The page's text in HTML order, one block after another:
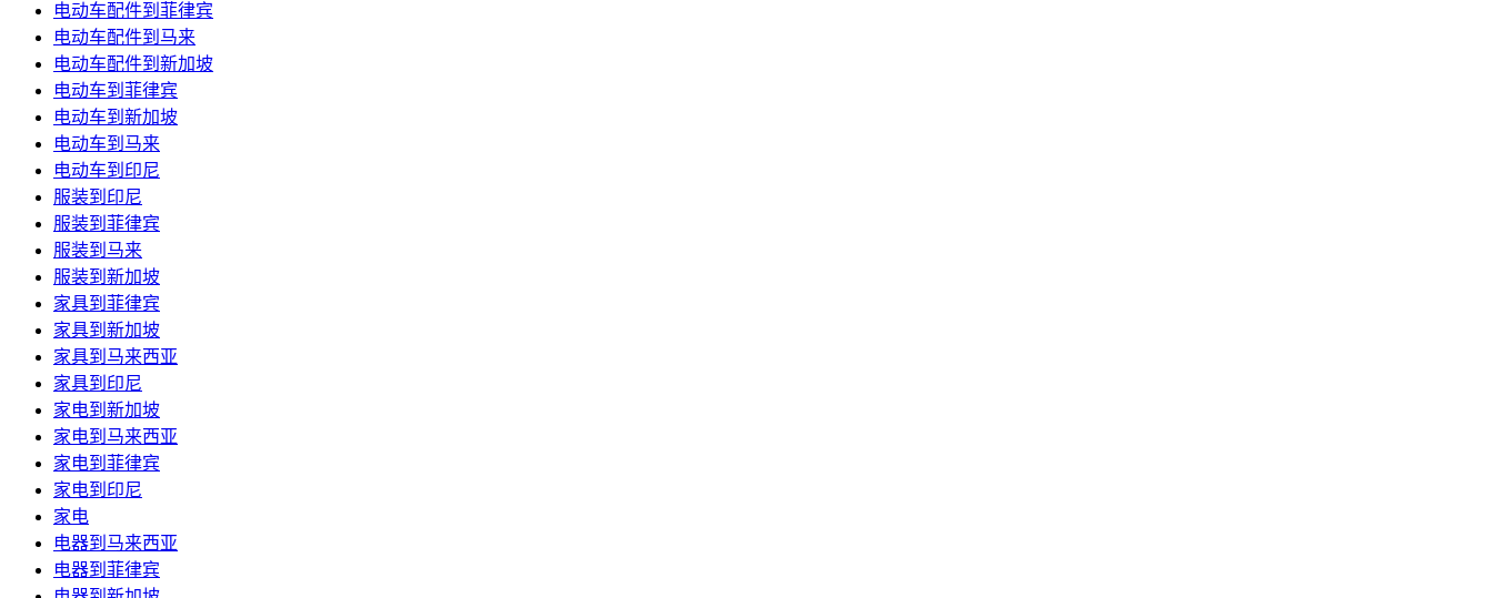
电动车配件到菲律宾
电动车配件到马来
电动车配件到新加坡
电动车到菲律宾
电动车到新加坡
电动车到马来
电动车到印尼
服装到印尼
服装到菲律宾
服装到马来
服装到新加坡
家具到菲律宾
家具到新加坡
家具到马来西亚
家具到印尼
家电到新加坡
家电到马来西亚
家电到菲律宾
家电到印尼
家电
电器到马来西亚
电器到菲律宾